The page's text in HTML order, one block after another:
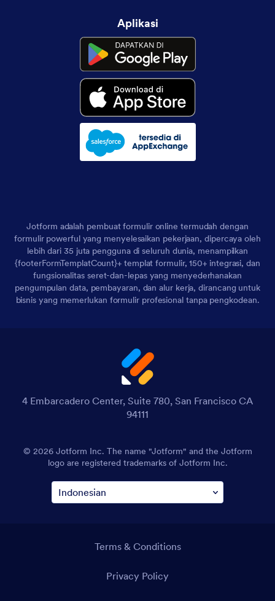
Aplikasi
Jotform adalah pembuat formulir online termudah dengan
formulir powerful yang menyelesaikan pekerjaan, dipercaya oleh
lebih dari 35 juta pengguna di seluruh dunia, menampilkan
{footerFormTemplatCount}+ templat formulir, 150+ integrasi, dan
fungsionalitas seret-dan-lepas yang menyederhanakan
pengumpulan data, pembayaran, dan alur kerja, dirancang untuk
bisnis yang memerlukan formulir profesional tanpa pengkodean.
4 Embarcadero Center, Suite 780, San Francisco CA
94111
© 2026 Jotform Inc. The name "Jotform" and the Jotform
logo are registered trademarks of Jotform Inc.
Terms & Conditions
Privacy Policy